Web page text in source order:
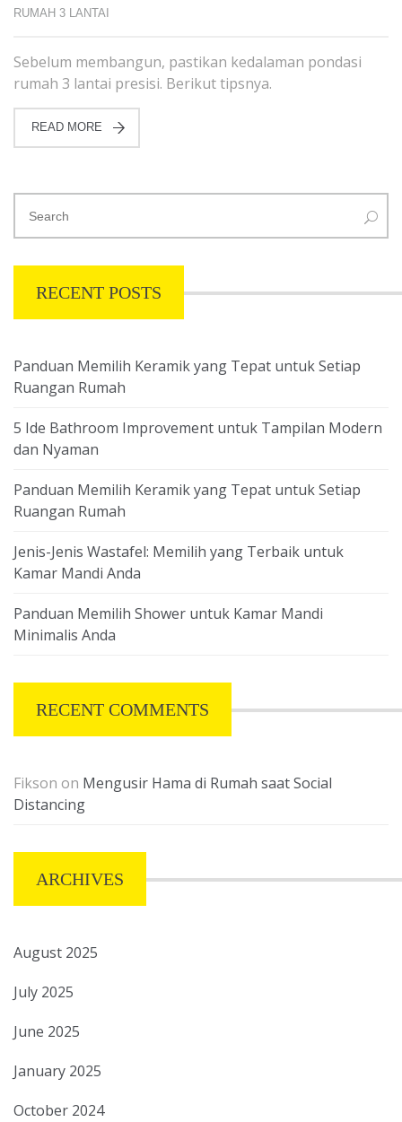
RUMAH 3 LANTAI
Sebelum membangun, pastikan kedalaman pondasi
rumah 3 lantai presisi. Berikut tipsnya.
READ MORE
RECENT POSTS
Panduan Memilih Keramik yang Tepat untuk Setiap
Ruangan Rumah
5 Ide Bathroom Improvement untuk Tampilan Modern
dan Nyaman
Panduan Memilih Keramik yang Tepat untuk Setiap
Ruangan Rumah
Jenis-Jenis Wastafel: Memilih yang Terbaik untuk
Kamar Mandi Anda
Panduan Memilih Shower untuk Kamar Mandi
Minimalis Anda
RECENT COMMENTS
Fikson on Mengusir Hama di Rumah saat Social
Distancing
ARCHIVES
August 2025
July 2025
June 2025
January 2025
October 2024